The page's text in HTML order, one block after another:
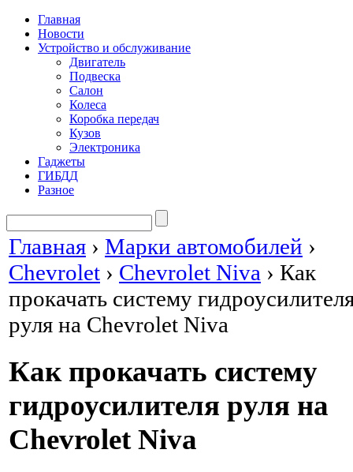
Главная
Новости
Устройство и обслуживание
Двигатель
Подвеска
Салон
Колеса
Коробка передач
Кузов
Электроника
Гаджеты
ГИБДД
Разное
Главная › Марки автомобилей ›
Chevrolet › Chevrolet Niva › Как
прокачать систему
руля на Chevrolet Niva
Как прокачать систему
гидроусилителя руля на
Chevrolet Niva